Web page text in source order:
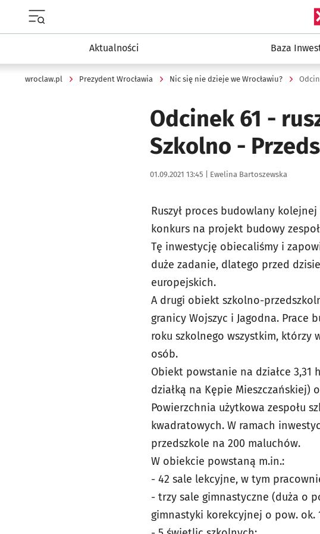
Aktualności Baza
wroclaw.pl Prezydent Wrocławia Nic się nie dzieje we Wrocławiu?
Odcinek 61 -
Szkolno -
Data publikacji:
01.09.2021 13:45 | Autor:
Ewelina Bartoszewska
Ruszył proces budowlany
konkurs na projekt budowy
Tę inwestycję obiecaliśmy i
duże zadanie, dlatego przed
europejskich.
A drugi obiekt szkolno-
granicy Wojszyc i Jagodna. Prace
roku szkolnego wszystkim, którzy
osób.
Obiekt powstanie na działce
działką na Kępie Mieszczańskiej)
Powierzchnia użytkowa zespołu
kwadratowych. W ramach
przedszkole na 200 maluchów.
W obiekcie powstaną m.in.:
- 42 sale lekcyjne, w tym
- trzy sale gimnastyczne (duża o
gimnastyki korekcyjnej o pow. ok.